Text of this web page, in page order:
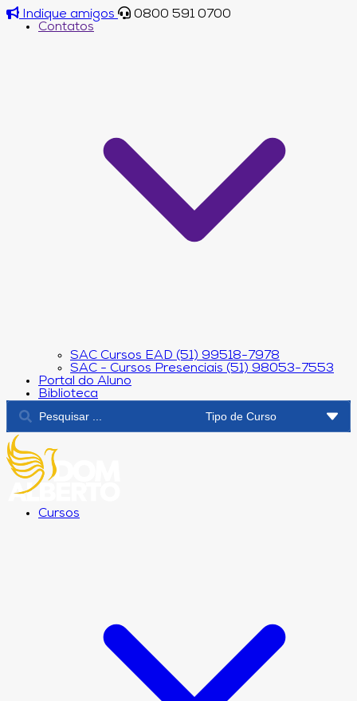
Indique amigos
0800 591 0700
Contatos
SAC Cursos EAD (51) 99518-7978
SAC - Cursos Presenciais (51) 98053-7553
Portal do Aluno
Biblioteca
Cursos